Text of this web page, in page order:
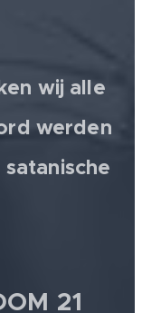
wij alle
werden
21